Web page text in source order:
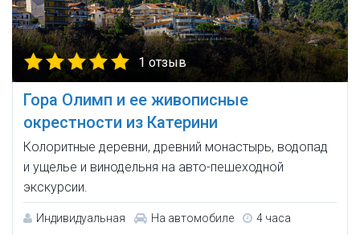
1 отзыв
Гора Олимп и ее живописные
окрестности из Катерини
Колоритные деревни, древний монастырь, водопад
и ущелье и винодельня на авто-пешеходной
экскурсии.
Индивидуальная На автомобиле 4 часа